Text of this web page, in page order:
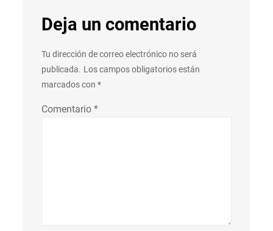
Deja un comentario
Tu dirección de correo electrónico no será
publicada. Los campos obligatorios están
marcados con *
Comentario *